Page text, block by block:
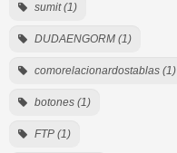
sumit (1)
DUDAENGORM (1)
comorelacionardostablas (1)
botones (1)
FTP (1)